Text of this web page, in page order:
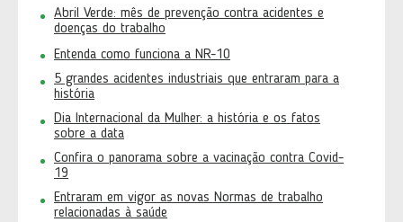
Abril Verde: mês de prevenção contra acidentes e
doenças do trabalho
Entenda como funciona a NR-10
5 grandes acidentes industriais que entraram para a
história
Dia Internacional da Mulher: a história e os fatos
sobre a data
Confira o panorama sobre a vacinação contra Covid-
19
Entraram em vigor as novas Normas de trabalho
relacionadas à saúde